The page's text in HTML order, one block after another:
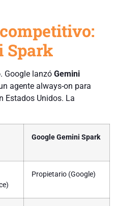
Spark
Google lanzó Gemini
agente always-on para
Estados Unidos. La
Google Gemini Spark
Propietario (Google)